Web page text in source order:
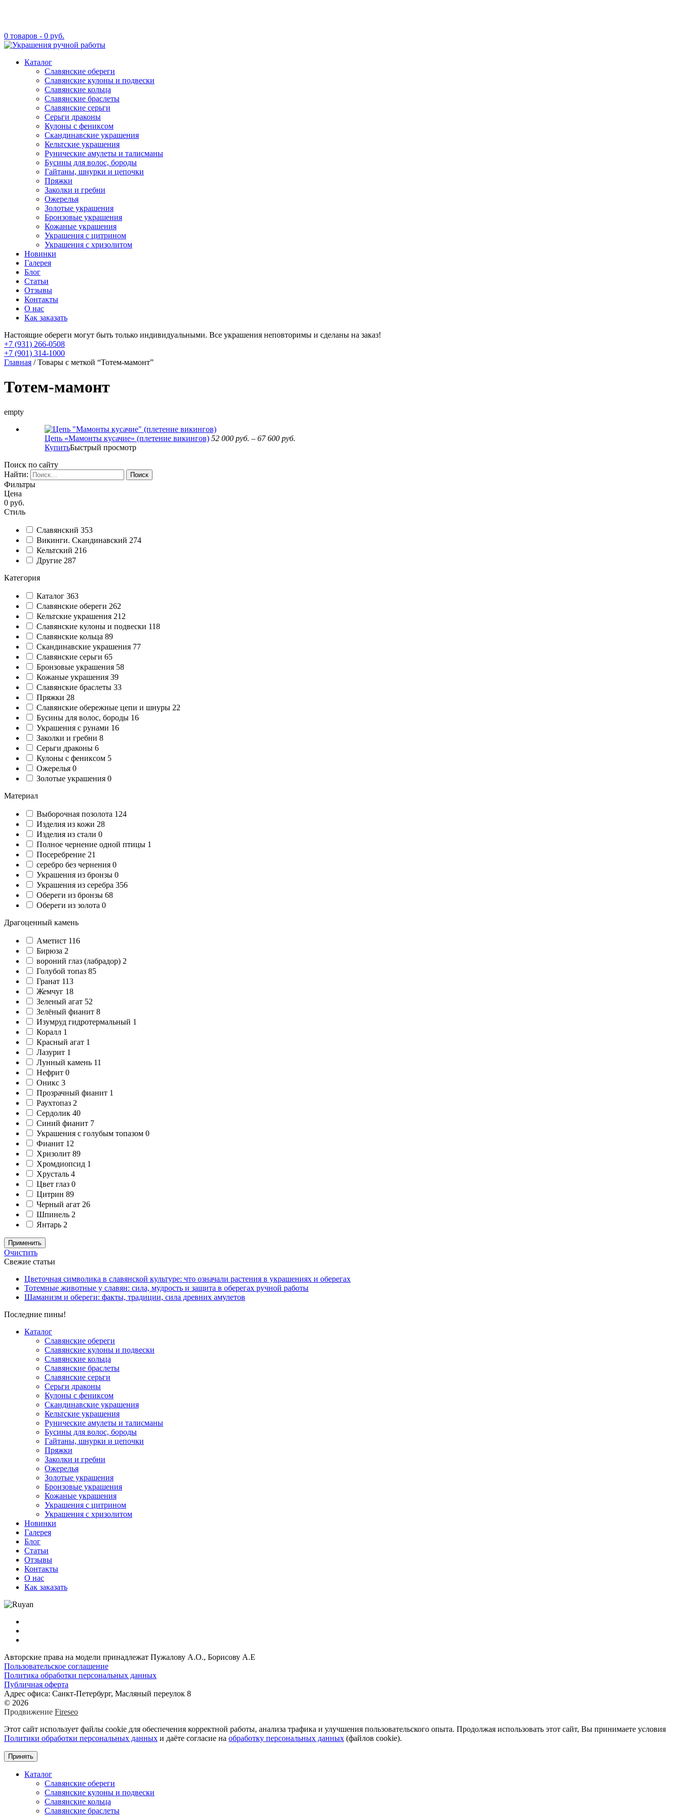
0 товаров - 0 руб.
Каталог
Славянские обереги
Славянские кулоны и подвески
Славянские кольца
Славянские браслеты
Славянские серьги
Серьги драконы
Кулоны с фениксом
Скандинавские украшения
Кельтские украшения
Рунические амулеты и талисманы
Бусины для волос, бороды
Гайтаны, шнурки и цепочки
Пряжки
Заколки и гребни
Ожерелья
Золотые украшения
Бронзовые украшения
Кожаные украшения
Украшения с цитрином
Украшения с хризолитом
Новинки
Галерея
Блог
Статьи
Отзывы
Контакты
О нас
Как заказать
Настоящие обереги могут быть только индивидуальными. Все украшения неповторимы и сделаны на заказ!
+7 (931) 266-0508
+7 (901) 314-1000
Главная / Товары с меткой “Тотем-мамонт”
Тотем-мамонт
empty
Цепь «Мамонты кусачие» (плетение викингов) 52 000 руб. – 67 600 руб.
КупитьБыстрый просмотр
Поиск по сайту
Найти:
Фильтры
Цена
0 руб.
Стиль
Славянский 353
Викинги. Скандинавский 274
Кельтский 216
Другие 287
Категория
Каталог 363
Славянские обереги 262
Кельтские украшения 212
Славянские кулоны и подвески 118
Славянские кольца 89
Cкандинавские украшения 77
Славянские серьги 65
Бронзовые украшения 58
Кожаные украшения 39
Славянские браслеты 33
Пряжки 28
Славянские обережные цепи и шнуры 22
Бусины для волос, бороды 16
Украшения с рунами 16
Заколки и гребни 8
Серьги драконы 6
Кулоны с фениксом 5
Ожерелья 0
Золотые украшения 0
Материал
Выборочная позолота 124
Изделия из кожи 28
Изделия из стали 0
Полное чернение одной птицы 1
Посеребрение 21
серебро без чернения 0
Украшения из бронзы 0
Украшения из серебра 356
Обереги из бронзы 68
Обереги из золота 0
Драгоценный камень
Аметист 116
Бирюза 2
вороний глаз (лабрадор) 2
Голубой топаз 85
Гранат 113
Жемчуг 18
Зеленый агат 52
Зелёный фианит 8
Изумруд гидротермальный 1
Коралл 1
Красный агат 1
Лазурит 1
Лунный камень 11
Нефрит 0
Оникс 3
Прозрачный фианит 1
Раухтопаз 2
Сердолик 40
Синий фианит 7
Украшения с голубым топазом 0
Фианит 12
Хризолит 89
Хромдиопсид 1
Хрусталь 4
Цвет глаз 0
Цитрин 89
Черный агат 26
Шпинель 2
Янтарь 2
Применить
Очистить
Свежие статьи
Цветочная символика в славянской культуре: что означали растения в украшениях и оберегах
Тотемные животные у славян: сила, мудрость и защита в оберегах ручной работы
Шаманизм и обереги: факты, традиции, сила древних амулетов
Последние пины!
Каталог
Славянские обереги
Славянские кулоны и подвески
Славянские кольца
Славянские браслеты
Славянские серьги
Серьги драконы
Кулоны с фениксом
Скандинавские украшения
Кельтские украшения
Рунические амулеты и талисманы
Бусины для волос, бороды
Гайтаны, шнурки и цепочки
Пряжки
Заколки и гребни
Ожерелья
Золотые украшения
Бронзовые украшения
Кожаные украшения
Украшения с цитрином
Украшения с хризолитом
Новинки
Галерея
Блог
Статьи
Отзывы
Контакты
О нас
Как заказать
Авторские права на модели принадлежат Пужалову А.О., Борисову А.Е
Пользовательское соглашение
Политика обработки персональных данных
Публичная оферта
Адрес офиса: Санкт-Петербург, Масляный переулок 8
© 2026
Продвижение Fireseo
Этот сайт использует файлы cookie для обеспечения корректной работы, анализа трафика и улучшения пользовательского опыта. Продолжая использовать этот сайт, Вы принимаете условия
Политики обработки персональных данных и даёте согласие на обработку персональных данных (файлов cookie).
Принять
Каталог
Славянские обереги
Славянские кулоны и подвески
Славянские кольца
Славянские браслеты